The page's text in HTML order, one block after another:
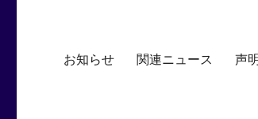
お知らせ 関連ニュース 声